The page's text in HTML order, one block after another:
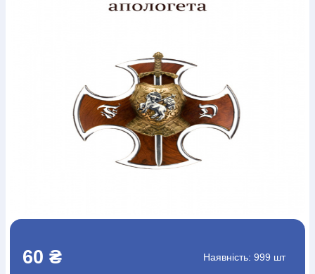
Шлюб і сім`яЮдаїзм
ФутболкиБрелоки
Щоденники / щотижневики
Вироби з кераміки і глиниВироби з срібла
Навчальні мапиШкіряні виробиМагнітиМеталеві
Міні-лампиНаклейкиНастільні ігри Пакети
ПлакатиПластмасові виробиХустки
Подарункові картки
Розвиваючі ігри
ФотокартиниЧохли на Библії
Книга в комплекті
(097) 880-6379
60 ₴ Наявність: 999 шт